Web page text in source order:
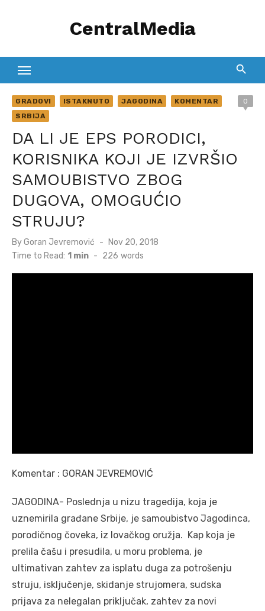
CentralMedia
GRADOVI ISTAKNUTO JAGODINA
KOMENTAR
SRBIJA
0
DA LI JE EPS PORODICI,
KORISNIKA KOJI JE IZVRŠIO
SAMOUBISTVO ZBOG
DUGOVA, OMOGUĆIO
STRUJU?
ByGoran Jevremović
Posted
on
Nov 20, 2018
Time to Read: 1 min - 226 words
Komentar : GORAN JEVREMOVIĆ
JAGODINA- Poslednja u nizu tragedija, koja je
uznemirila građane Srbije, je samoubistvo Jagodinca,
porodičnog čoveka, iz lovačkog oružja. Kap koja je
prelila čašu i presudila, u moru problema, je
ultimativan zahtev za isplatu duga za potrošenju
struju, isključenje, skidanje strujomera, sudska
prijava za nelegalan priključak, zahtev za novi